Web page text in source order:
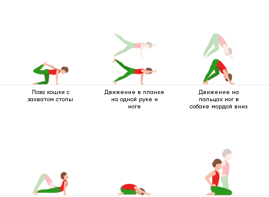
Поза кошки с
захватом стопы
Движение в планке
на одной руке и
ноге
Движение на
пальцах ног в
собаке мордой вниз